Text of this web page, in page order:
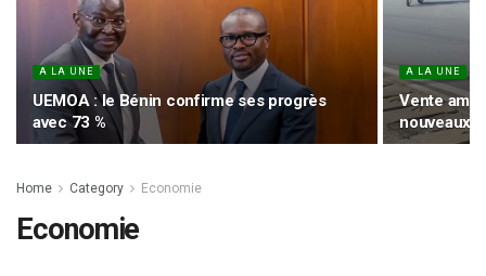
A LA UNE
UEMOA : le Bénin confirme ses progrès
avec 73 %
A LA UNE
Vente
nouveaux
Home Category Economie
Economie